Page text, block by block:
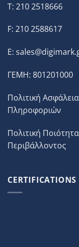
T: 210 2518666
F: 210 2588617
E:
ΓΕΜΗ: 801201000
Πολιτική
Πληροφοριών
Πολιτική
Περιβάλλοντος
CERTIFICATIONS